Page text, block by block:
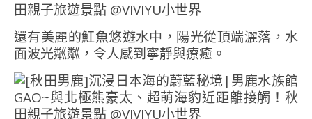
還有美麗的魟魚悠遊水中，陽光從頂端灑落，水
面波光粼粼，令人感到寧靜與療癒。